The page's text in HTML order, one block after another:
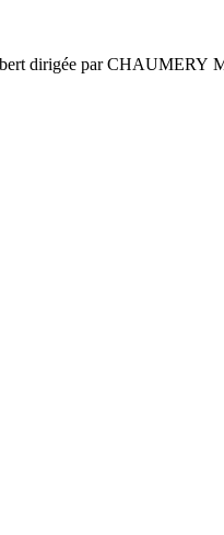
dirigée par CHAUMERY